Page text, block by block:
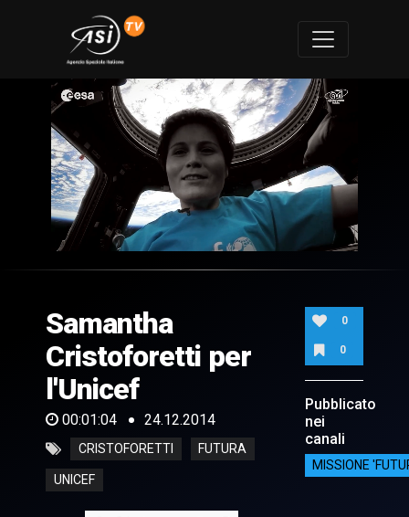
of
4
seconds
Samantha
Cristoforetti per
l'Unicef
00:01:04 24.12.2014
CRISTOFORETTI FUTURA
UNICEF
0
0
Pubblicato
nei
canali
MISSIONE